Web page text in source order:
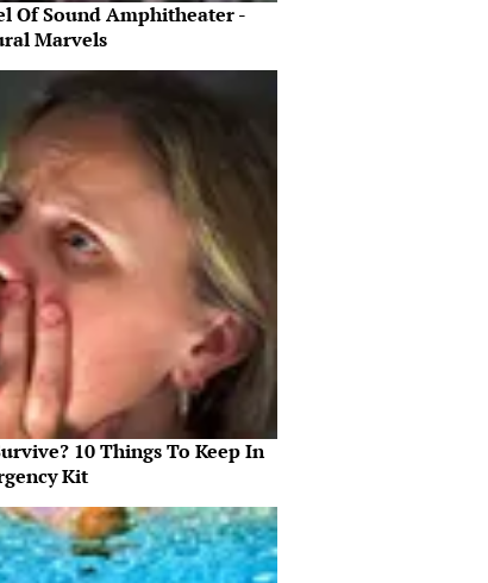
Of Sound Amphitheater -
Marvels
10 Things To Keep In
Kit